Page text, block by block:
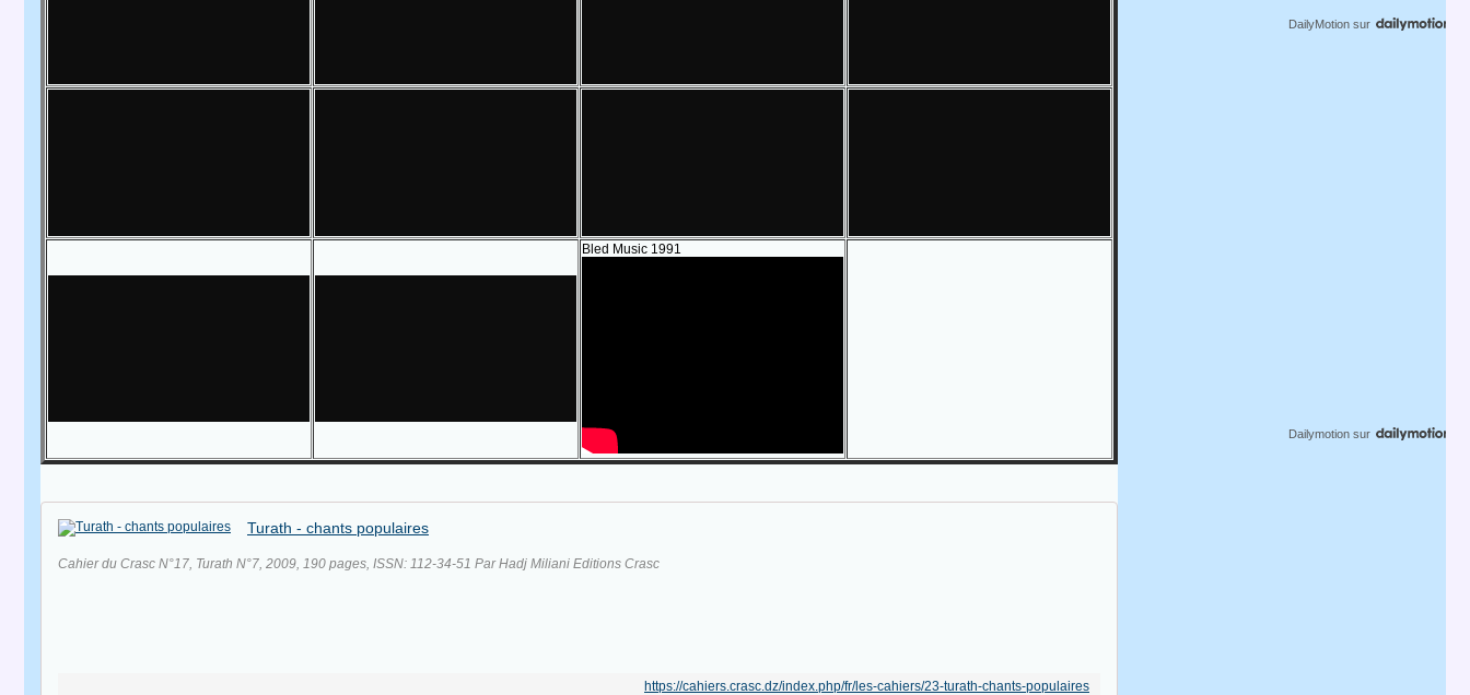
Bled Music 1991
Turath - chants populaires
Cahier du Crasc N°17, Turath N°7, 2009, 190 pages, ISSN: 112-34-51 Par Hadj Miliani Editions Crasc
https://cahiers.crasc.dz/index.php/fr/les-cahiers/23-turath-chants-populaires
DailyMotion sur
Dailymotion sur